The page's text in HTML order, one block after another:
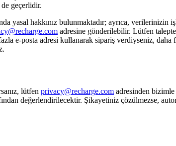
geçerlidir.
yasal hakkınız bulunmaktadır; ayrıca, verilerinizin
adresine gönderilebilir. Lütfen
e-posta adresi kullanarak sipariş verdiyseniz,
lütfen privacy@recharge.com adresinden
değerlendirilecektir. Şikayetiniz çözülmezse,